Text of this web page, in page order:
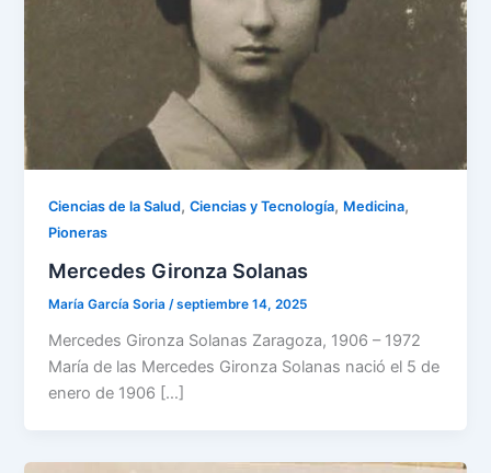
Ciencias de la Salud,Ciencias y Tecnología, Medicina,
Pioneras
Mercedes Gironza Solanas
María García Soria/septiembre 14, 2025
Mercedes Gironza Solanas Zaragoza, 1906 – 1972
María de las Mercedes Gironza Solanas nació el 5 de
enero de 1906 […]